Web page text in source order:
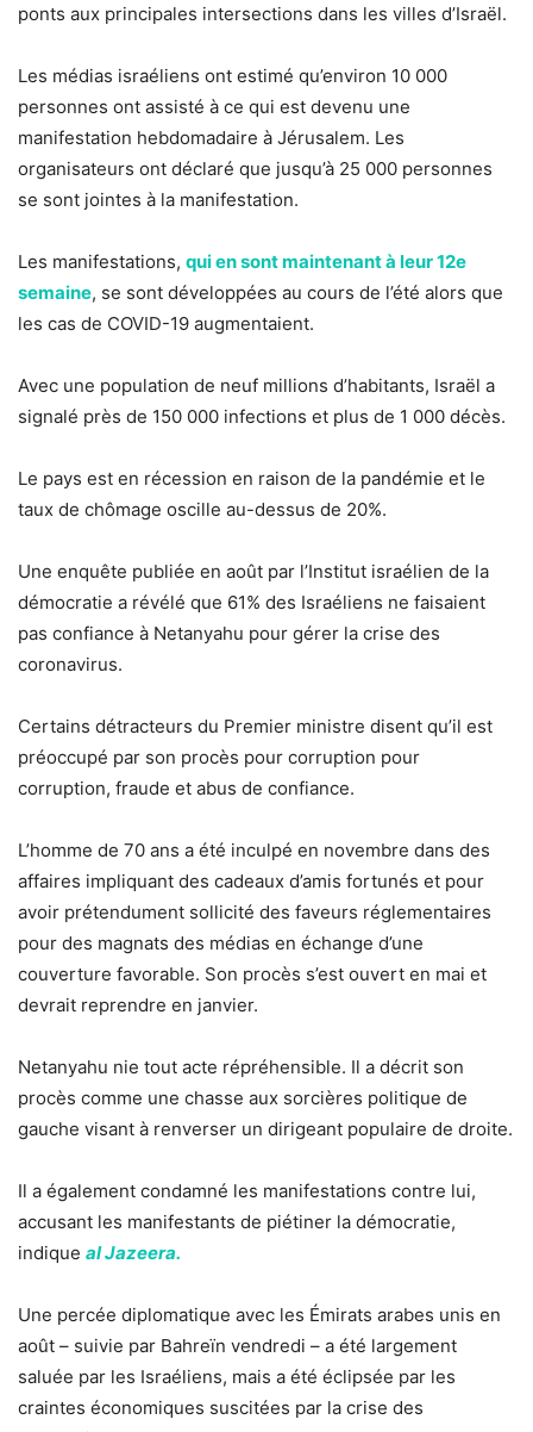
ponts aux principales intersections dans les villes d’Israël.
Les médias israéliens ont estimé qu’environ 10 000
personnes ont assisté à ce qui est devenu une
manifestation hebdomadaire à Jérusalem. Les
organisateurs ont déclaré que jusqu’à 25 000 personnes
se sont jointes à la manifestation.
Les manifestations, qui en sont maintenant à leur 12e
semaine, se sont développées au cours de l’été alors que
les cas de COVID-19 augmentaient.
Avec une population de neuf millions d’habitants, Israël a
signalé près de 150 000 infections et plus de 1 000 décès.
Le pays est en récession en raison de la pandémie et le
taux de chômage oscille au-dessus de 20%.
Une enquête publiée en août par l’Institut israélien de la
démocratie a révélé que 61% des Israéliens ne faisaient
pas confiance à Netanyahu pour gérer la crise des
coronavirus.
Certains détracteurs du Premier ministre disent qu’il est
préoccupé par son procès pour corruption pour
corruption, fraude et abus de confiance.
L’homme de 70 ans a été inculpé en novembre dans des
affaires impliquant des cadeaux d’amis fortunés et pour
avoir prétendument sollicité des faveurs réglementaires
pour des magnats des médias en échange d’une
couverture favorable. Son procès s’est ouvert en mai et
devrait reprendre en janvier.
Netanyahu nie tout acte répréhensible. Il a décrit son
procès comme une chasse aux sorcières politique de
gauche visant à renverser un dirigeant populaire de droite.
Il a également condamné les manifestations contre lui,
accusant les manifestants de piétiner la démocratie,
indique al Jazeera.
Une percée diplomatique avec les Émirats arabes unis en
août – suivie par Bahreïn vendredi – a été largement
saluée par les Israéliens, mais a été éclipsée par les
craintes économiques suscitées par la crise des